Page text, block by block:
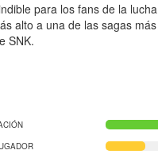
para los fans de la lucha
alto a una de las sagas más
SNK.